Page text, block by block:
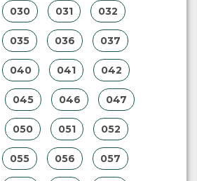
030 031 032
035 036 037
040 041 042
045 046 047
050 051 052
055 056 057